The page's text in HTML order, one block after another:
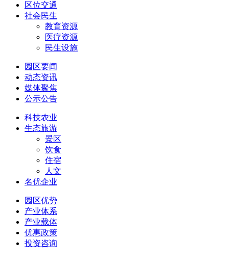
区位交通
社会民生
教育资源
医疗资源
民生设施
园区要闻
动态资讯
媒体聚焦
公示公告
科技农业
生态旅游
景区
饮食
住宿
人文
名优企业
园区优势
产业体系
产业载体
优惠政策
投资咨询